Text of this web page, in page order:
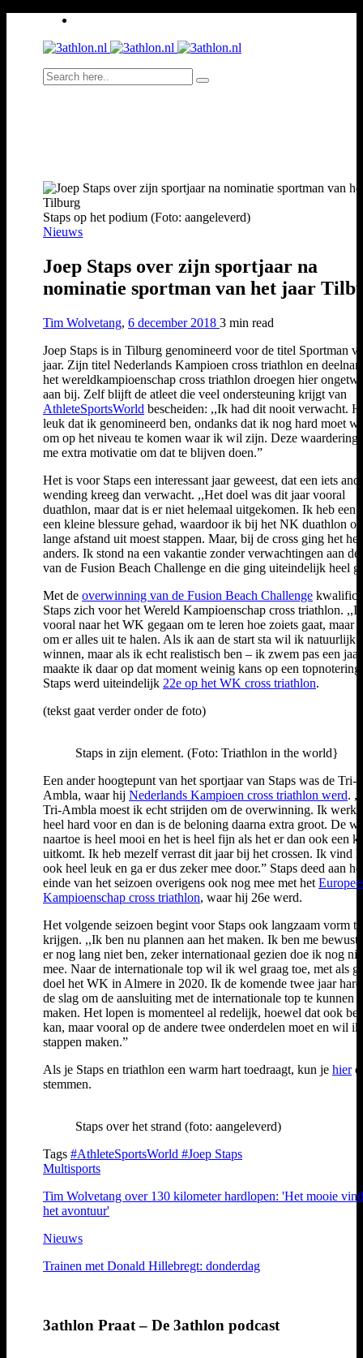
Staps op het podium (Foto: aangeleverd)
Nieuws
Joep Staps over zijn sportjaar na
nominatie sportman van het jaar
Tim Wolvetang, 6 december 2018 3 min read
Joep Staps is in Tilburg genomineerd voor de titel Sportman
jaar. Zijn titel Nederlands Kampioen cross triathlon en
het wereldkampioenschap cross triathlon droegen hier
aan bij. Zelf blijft de atleet die veel ondersteuning krijgt van
AthleteSportsWorld bescheiden: ,,Ik had dit nooit verwacht.
leuk dat ik genomineerd ben, ondanks dat ik nog hard moet
om op het niveau te komen waar ik wil zijn. Deze waardering
me extra motivatie om dat te blijven doen.”
Het is voor Staps een interessant jaar geweest, dat een iets
wending kreeg dan verwacht. ,,Het doel was dit jaar vooral
duathlon, maar dat is er niet helemaal uitgekomen. Ik heb een
een kleine blessure gehad, waardoor ik bij het NK duathlon
lange afstand uit moest stappen. Maar, bij de cross ging het
anders. Ik stond na een vakantie zonder verwachtingen aan de
van de Fusion Beach Challenge en die ging uiteindelijk heel
Met de overwinning van de Fusion Beach Challenge
Staps zich voor het Wereld Kampioenschap cross triathlon.
vooral naar het WK gegaan om te leren hoe zoiets gaat, maar
om er alles uit te halen. Als ik aan de start sta wil ik natuurlijk
winnen, maar als ik echt realistisch ben – ik zwem pas een
maakte ik daar op dat moment weinig kans op een
Staps werd uiteindelijk 22e op het WK cross triathlon.
(tekst gaat verder onder de foto)
Staps in zijn element. (Foto: Triathlon in the world}
Een ander hoogtepunt van het sportjaar van Staps was de Tri-
Ambla, waar hij Nederlands Kampioen cross triathlon werd.
Tri-Ambla moest ik echt strijden om de overwinning. Ik werk
heel hard voor en dan is de beloning daarna extra groot. De
naartoe is heel mooi en het is heel fijn als het er dan ook een
uitkomt. Ik heb mezelf verrast dit jaar bij het crossen. Ik vind
ook heel leuk en ga er dus zeker mee door.” Staps deed aan
einde van het seizoen overigens ook nog mee met het
Kampioenschap cross triathlon, waar hij 26e werd.
Het volgende seizoen begint voor Staps ook langzaam vorm te
krijgen. ,,Ik ben nu plannen aan het maken. Ik ben me bewust
er nog lang niet ben, zeker internationaal gezien doe ik nog
mee. Naar de internationale top wil ik wel graag toe, met als
doel het WK in Almere in 2020. Ik de komende twee jaar
de slag om de aansluiting met de internationale top te kunnen
maken. Het lopen is momenteel al redelijk, hoewel dat ook
kan, maar vooral op de andere twee onderdelen moet en wil ik
stappen maken.”
Als je Staps en triathlon een warm hart toedraagt, kun je hier
stemmen.
Staps over het strand (foto: aangeleverd)
Tags #AthleteSportsWorld #Joep Staps
Multisports
Tim Wolvetang over 130 kilometer hardlopen: 'Het mooie
het avontuur'
Nieuws
Trainen met Donald Hillebregt: donderdag
3athlon Praat – De 3athlon podcast